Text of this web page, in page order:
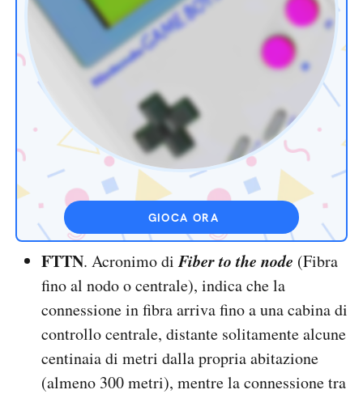
GIOCA ORA
FTTN. Acronimo diFiber to the node (Fibra
fino al nodo o centrale), indica che la
connessione in fibra arriva fino a una cabina di
controllo centrale, distante solitamente alcune
centinaia di metri dalla propria abitazione
(almeno 300 metri), mentre la connessione tra